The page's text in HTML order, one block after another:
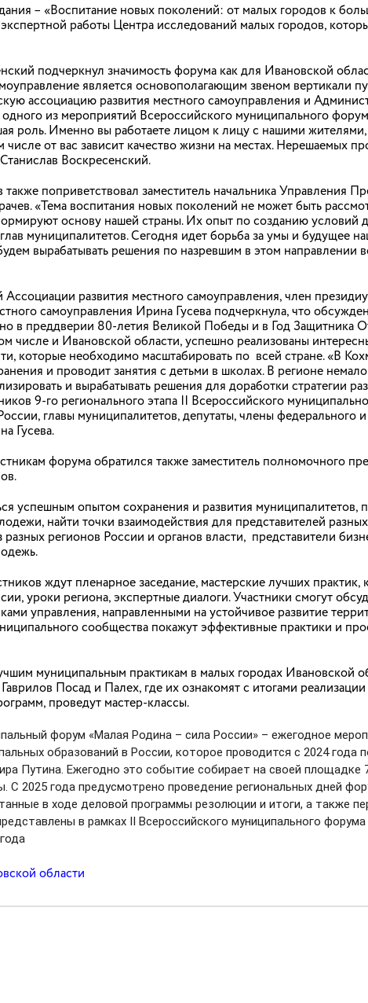
проекта «Молодежь и дети».
Воздушно-десантных войск
войск России, на митинге в Сквере десантников
общественности и органов власти. К поздравлениям
й гвардейской воздушно-десантной дивизии присоединился
в госпитале, поздравили с
фонд «Своих не бросаем» и инициативные жители
лечение и реабилитацию в военном госпитале. В этот
дивизии передали свежие овощи и фрукты.
программы для участников
центр в Иванове разработал ряд уникальных
СВО, включая выездные и телемедицинские формы
центра признаны лучшими практиками в
Подписаться на новостную рассылку
– «Воспитание новых поколений: от малых городов к
работы Центра исследований малых городов,
подчеркнул значимость форума как для Ивановской
является основополагающим звеном вертикали
ассоциацию развития местного самоуправления и
из мероприятий Всероссийского муниципального
роль. Именно вы работаете лицом к лицу с нашими
от вас зависит качество жизни на местах. Нерешаемых
Станислав Воскресенский.
поприветствовал заместитель начальника Управления
«Тема воспитания новых поколений не может быть
основу нашей страны. Их опыт по созданию условий
муниципалитетов. Сегодня идет борьба за умы и будущее
вырабатывать решения по назревшим в этом направлении
развития местного самоуправления, член
самоуправления Ирина Гусева подчеркнула, что
в преддверии 80-летия Великой Победы и в Год Защитника
числе и Ивановской области, успешно реализованы
которые необходимо масштабировать по всей стране. «В
и проводит занятия с детьми в школах. В регионе
и вырабатывать решения для доработки стратегии
9-го регионального этапа II Всероссийского
главы муниципалитетов, депутаты, члены федерального
Гусева.
форума обратился также заместитель полномочного
успешным опытом сохранения и развития муниципалитетов,
найти точки взаимодействия для представителей
регионов России и органов власти, представители
ждут пленарное заседание, мастерские лучших практик,
уроки региона, экспертные диалоги. Участники смогут
управления, направленными на устойчивое развитие
сообщества покажут эффективные практики и
муниципальным практикам в малых городах Ивановской
Посад и Палех, где их ознакомят с итогами
проведут мастер-классы.
форум «Малая Родина – сила России» – ежегодное
образований в России, которое проводится с 2024 года
Путина. Ежегодно это событие собирает на своей площадке
С 2025 года предусмотрено проведение региональных дней
в ходе деловой программы резолюции и итоги, а также
в рамках II Всероссийского муниципального
области